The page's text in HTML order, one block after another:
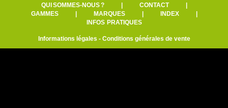
QUI SOMMES-NOUS ?| CONTACT|
GAMMES| MARQUES| INDEX|
INFOS PRATIQUES
Informations légales - Conditions générales de vente